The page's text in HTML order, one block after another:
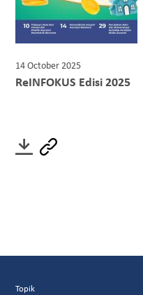
14 October 2025
ReINFOKUS Edisi 2025
Topik